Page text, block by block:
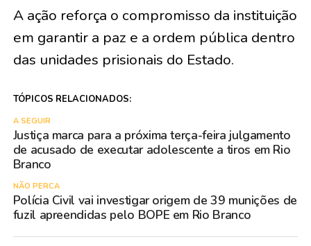
A ação reforça o compromisso da instituição
em garantir a paz e a ordem pública dentro
das unidades prisionais do Estado.
TÓPICOS RELACIONADOS:
A SEGUIR
Justiça marca para a próxima terça-feira julgamento
de acusado de executar adolescente a tiros em Rio
Branco
NÃO PERCA
Polícia Civil vai investigar origem de 39 munições de
fuzil apreendidas pelo BOPE em Rio Branco